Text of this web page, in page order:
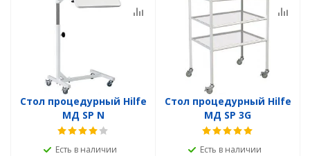
Стол процедурный Hilfe
МД SP N
Есть в наличии
Стол процедурный Hilfe
МД SP 3G
Есть в наличии